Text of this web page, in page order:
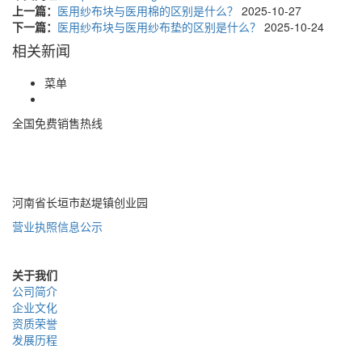
上一篇： 医用纱布块与医用棉的区别是什么？ 2025-10-27
下一篇： 医用纱布块与医用纱布垫的区别是什么？ 2025-10-24
相关新闻
菜单
全国免费销售热线
河南省长垣市赵堤镇创业园
营业执照信息公示
关于我们
公司简介
企业文化
资质荣誉
发展历程